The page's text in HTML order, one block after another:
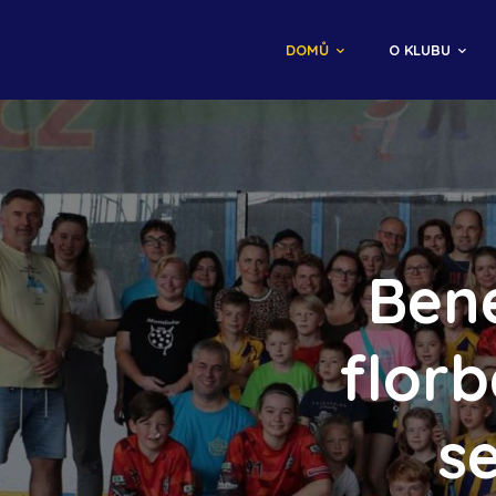
DOMŮ O KLUBU